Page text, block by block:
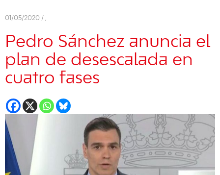
01/05/2020 / ,
Pedro Sánchez anuncia el
plan de desescalada en
cuatro fases